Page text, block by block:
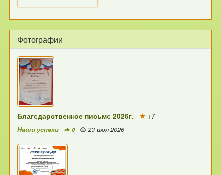
Фотографии
Благодарственное письмо 2026г. +7
Наши успехи 0 23 июл 2026